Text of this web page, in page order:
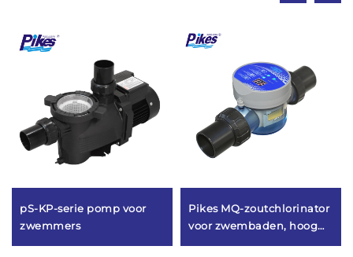
pS-KP-serie pomp voor
zwemmers
Pikes MQ-zoutchlorinator
voor zwembaden, hoog